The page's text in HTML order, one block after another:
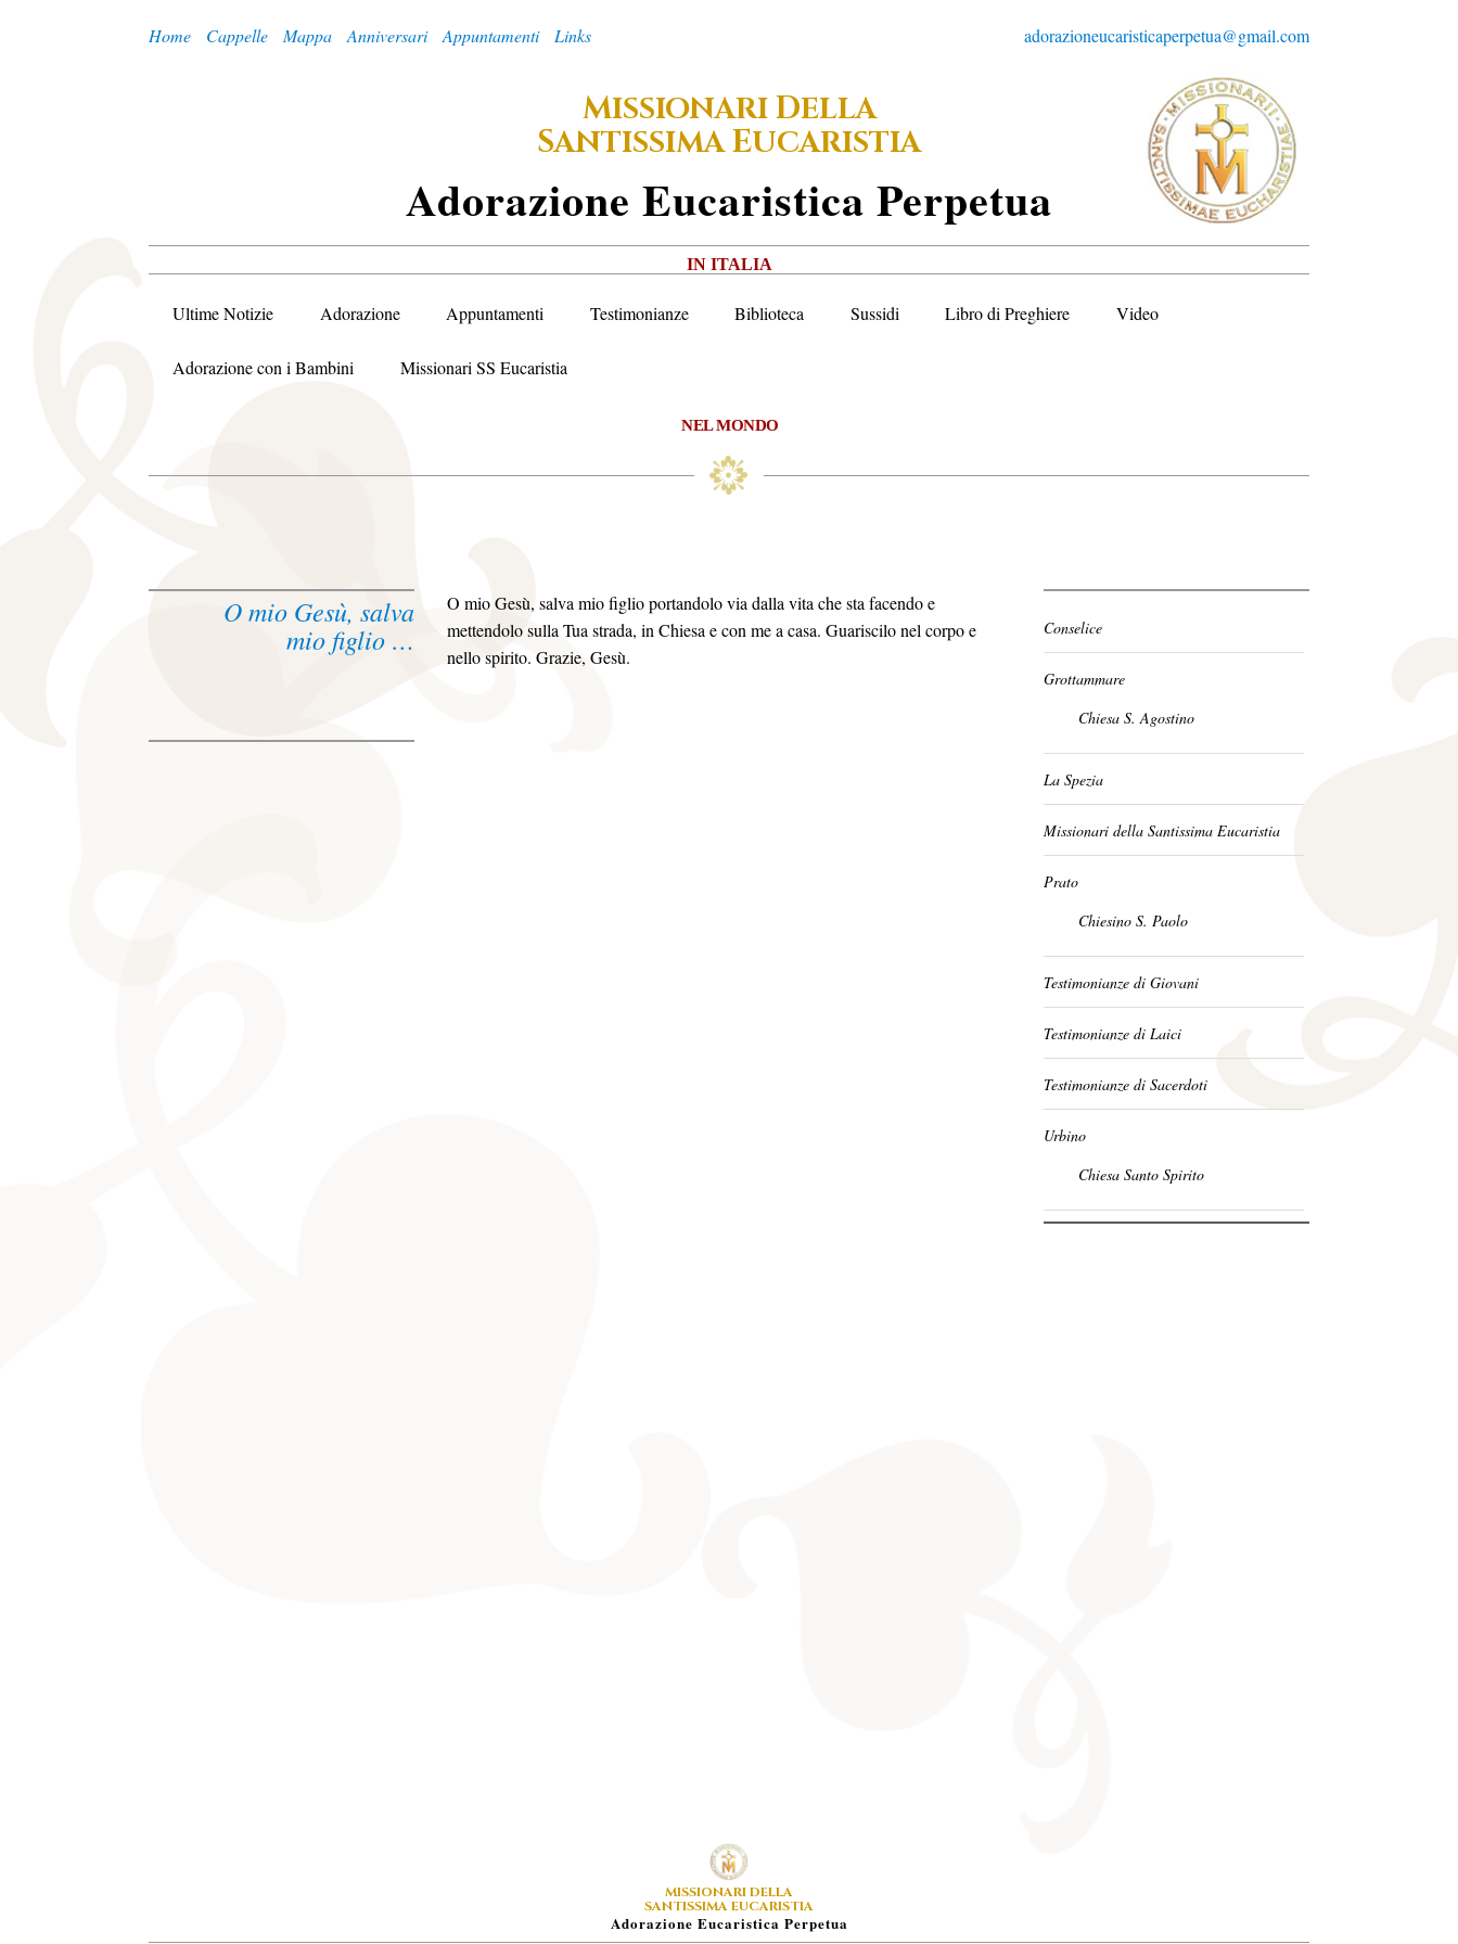
adorazioneucaristicaperpetua@gmail.com
Home Cappelle Mappa Anniversari Appuntamenti Links
MISSIONARIDELLA
SANTISSIMAEUCARISTIA
ADorazione EUcaristica PErpetua
IN ITALIA
Ultime Notizie Adorazione Appuntamenti Testimonianze Biblioteca Sussidi Libro di Preghiere Video
Adorazione con i Bambini Missionari SS Eucaristia
NEL MONDO
O mio Gesù, salva
mio figlio …
O mio Gesù, salva mio figlio portandolo via dalla vita che sta facendo e
mettendolo sulla Tua strada, in Chiesa e con me a casa. Guariscilo nel corpo e
nello spirito. Grazie, Gesù.
Conselice
Grottammare
Chiesa S. Agostino
La Spezia
Missionari della Santissima Eucaristia
Prato
Chiesino S. Paolo
Testimonianze di Giovani
Testimonianze di Laici
Testimonianze di Sacerdoti
Urbino
Chiesa Santo Spirito
MISSIONARI DELLA
SANTISSIMA EUCARISTIA
ADorazione EUcaristica PErpetua